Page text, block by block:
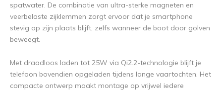
spatwater. De combinatie van ultra-sterke magneten en
veerbelaste zijklemmen zorgt ervoor dat je smartphone
stevig op zijn plaats blijft, zelfs wanneer de boot door golven
beweegt.
Met draadloos laden tot 25W via Qi2.2-technologie blijft je
telefoon bovendien opgeladen tijdens lange vaartochten. Het
compacte ontwerp maakt montage op vrijwel iedere